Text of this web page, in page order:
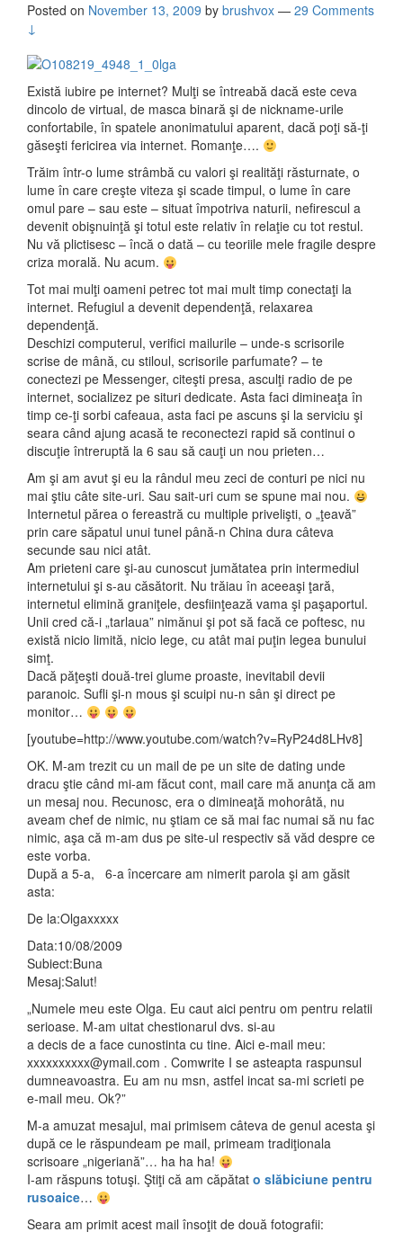
Posted on November 13, 2009 by brushvox — 29 Comments
↓
Există iubire pe internet? Mulţi se întreabă dacă este ceva
dincolo de virtual, de masca binară şi de nickname-urile
confortabile, în spatele anonimatului aparent, dacă poţi să-ţi
găseşti fericirea via internet. Romanţe….
Trăim într-o lume strâmbă cu valori şi realităţi răsturnate, o
lume în care creşte viteza şi scade timpul, o lume în care
omul pare – sau este – situat împotriva naturii, nefirescul a
devenit obişnuinţă şi totul este relativ în relaţie cu tot restul.
Nu vă plictisesc – încă o dată – cu teoriile mele fragile despre
criza morală. Nu acum.
Tot mai mulţi oameni petrec tot mai mult timp conectaţi la
internet. Refugiul a devenit dependenţă, relaxarea
dependenţă.
Deschizi computerul, verifici mailurile – unde-s scrisorile
scrise de mână, cu stiloul, scrisorile parfumate? – te
conectezi pe Messenger, citeşti presa, asculţi radio de pe
internet, socializez pe situri dedicate. Asta faci dimineaţa în
timp ce-ţi sorbi cafeaua, asta faci pe ascuns şi la serviciu şi
seara când ajung acasă te reconectezi rapid să continui o
discuţie întreruptă la 6 sau să cauţi un nou prieten…
Am şi am avut şi eu la rândul meu zeci de conturi pe nici nu
mai ştiu câte site-uri. Sau sait-uri cum se spune mai nou.
Internetul părea o fereastră cu multiple privelişti, o „ţeavă”
prin care săpatul unui tunel până-n China dura câteva
secunde sau nici atât.
Am prieteni care şi-au cunoscut jumătatea prin intermediul
internetului şi s-au căsătorit. Nu trăiau în aceeaşi ţară,
internetul elimină graniţele, desfiinţează vama şi paşaportul.
Unii cred că-i „tarlaua” nimănui şi pot să facă ce poftesc, nu
există nicio limită, nicio lege, cu atât mai puţin legea bunului
simţ.
Dacă păţeşti două-trei glume proaste, inevitabil devii
paranoic. Sufli şi-n mous şi scuipi nu-n sân şi direct pe
monitor…
[youtube=http://www.youtube.com/watch?v=RyP24d8LHv8]
OK. M-am trezit cu un mail de pe un site de dating unde
dracu ştie când mi-am făcut cont, mail care mă anunţa că am
un mesaj nou. Recunosc, era o dimineaţă mohorâtă, nu
aveam chef de nimic, nu ştiam ce să mai fac numai să nu fac
nimic, aşa că m-am dus pe site-ul respectiv să văd despre ce
este vorba.
După a 5-a, 6-a încercare am nimerit parola şi am găsit
asta:
De la:Olgaxxxxx
Data:10/08/2009
Subiect:Buna
Mesaj:Salut!
„Numele meu este Olga. Eu caut aici pentru om pentru relatii
serioase. M-am uitat chestionarul dvs. si-au
a decis de a face cunostinta cu tine. Aici e-mail meu:
xxxxxxxxxx@ymail.com . Comwrite I se asteapta raspunsul
dumneavoastra. Eu am nu msn, astfel incat sa-mi scrieti pe
e-mail meu. Ok?”
M-a amuzat mesajul, mai primisem câteva de genul acesta şi
după ce le răspundeam pe mail, primeam tradiţionala
scrisoare „nigeriană”… ha ha ha!
I-am răspuns totuşi. Ştiţi că am căpătat o slăbiciune pentru
rusoaice…
Seara am primit acest mail însoţit de două fotografii: